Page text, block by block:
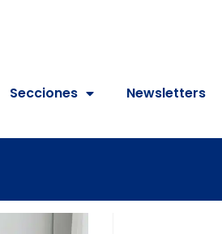
Secciones Newsletters